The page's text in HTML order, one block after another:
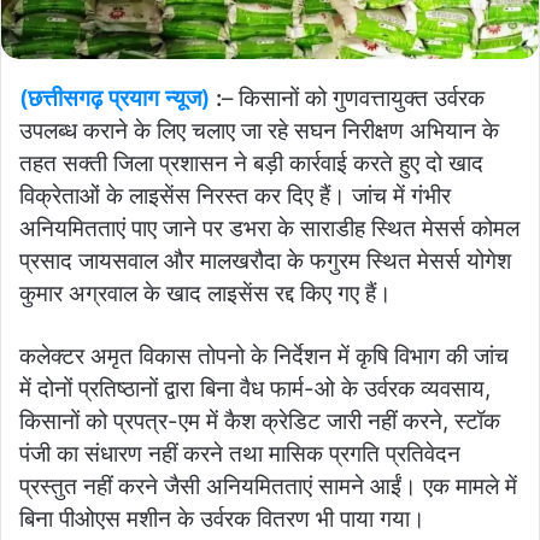
(छत्तीसगढ़ प्रयाग न्यूज) :– किसानों को गुणवत्तायुक्त उर्वरक
उपलब्ध कराने के लिए चलाए जा रहे सघन निरीक्षण अभियान के
तहत सक्ती जिला प्रशासन ने बड़ी कार्रवाई करते हुए दो खाद
विक्रेताओं के लाइसेंस निरस्त कर दिए हैं। जांच में गंभीर
अनियमितताएं पाए जाने पर डभरा के साराडीह स्थित मेसर्स कोमल
प्रसाद जायसवाल और मालखरौदा के फगुरम स्थित मेसर्स योगेश
कुमार अग्रवाल के खाद लाइसेंस रद्द किए गए हैं।
कलेक्टर अमृत विकास तोपनो के निर्देशन में कृषि विभाग की जांच
में दोनों प्रतिष्ठानों द्वारा बिना वैध फार्म-ओ के उर्वरक व्यवसाय,
किसानों को प्रपत्र-एम में कैश क्रेडिट जारी नहीं करने, स्टॉक
पंजी का संधारण नहीं करने तथा मासिक प्रगति प्रतिवेदन
प्रस्तुत नहीं करने जैसी अनियमितताएं सामने आईं। एक मामले में
बिना पीओएस मशीन के उर्वरक वितरण भी पाया गया।